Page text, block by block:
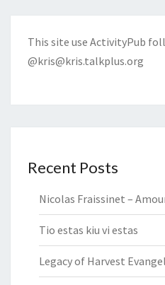
This site use ActivityPub
@kris@kris.talkplus.org
Recent Posts
Nicolas Fraissinet –
Tio estas kiu vi estas
Legacy of Harvest